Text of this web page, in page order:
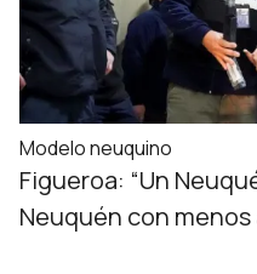
Modelo neuquino
Figueroa: “Un
Neuquén con menos